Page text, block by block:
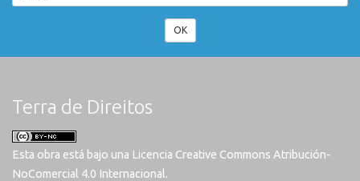
OK
Terra de Direitos
Esta obra está bajo una Licencia Creative Commons Atribución-
NoComercial 4.0 Internacional.